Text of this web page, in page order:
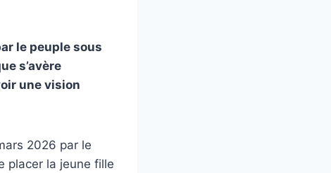
le peuple sous
s’avère
une vision
2026 par le
placer la jeune fille